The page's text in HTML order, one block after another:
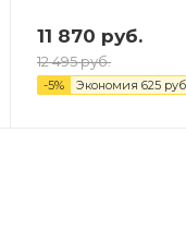
11 870 руб.
12 495руб.
-5% Экономия 625